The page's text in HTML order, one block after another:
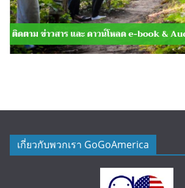
เกี่ยวกับพวกเรา GoGoAmerica